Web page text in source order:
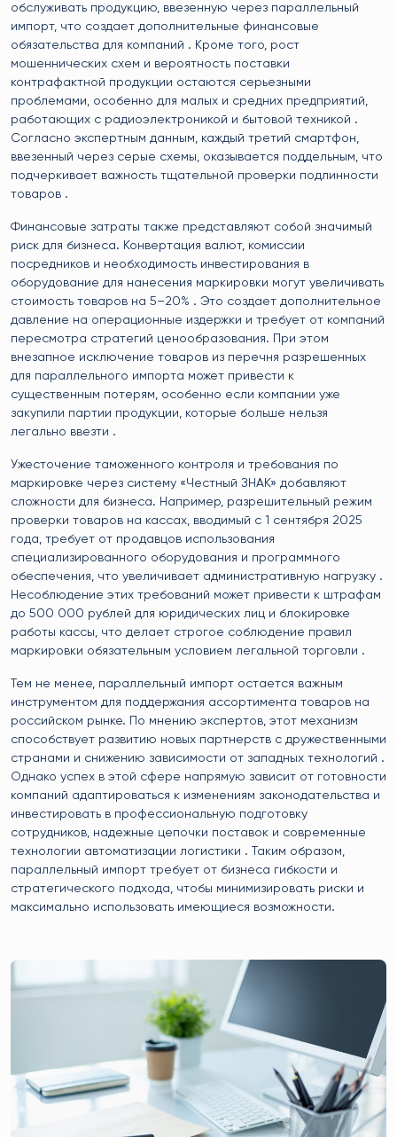
обслуживать продукцию, ввезенную через параллельный
импорт, что создает дополнительные финансовые
обязательства для компаний . Кроме того, рост
мошеннических схем и вероятность поставки
контрафактной продукции остаются серьезными
проблемами, особенно для малых и средних предприятий,
работающих с радиоэлектроникой и бытовой техникой .
Согласно экспертным данным, каждый третий смартфон,
ввезенный через серые схемы, оказывается поддельным, что
подчеркивает важность тщательной проверки подлинности
товаров .
Финансовые затраты также представляют собой значимый
риск для бизнеса. Конвертация валют, комиссии
посредников и необходимость инвестирования в
оборудование для нанесения маркировки могут увеличивать
стоимость товаров на 5–20% . Это создает дополнительное
давление на операционные издержки и требует от компаний
пересмотра стратегий ценообразования. При этом
внезапное исключение товаров из перечня разрешенных
для параллельного импорта может привести к
существенным потерям, особенно если компании уже
закупили партии продукции, которые больше нельзя
легально ввезти .
Ужесточение таможенного контроля и требования по
маркировке через систему «Честный ЗНАК» добавляют
сложности для бизнеса. Например, разрешительный режим
проверки товаров на кассах, вводимый с 1 сентября 2025
года, требует от продавцов использования
специализированного оборудования и программного
обеспечения, что увеличивает административную нагрузку .
Несоблюдение этих требований может привести к штрафам
до 500 000 рублей для юридических лиц и блокировке
работы кассы, что делает строгое соблюдение правил
маркировки обязательным условием легальной торговли .
Тем не менее, параллельный импорт остается важным
инструментом для поддержания ассортимента товаров на
российском рынке. По мнению экспертов, этот механизм
способствует развитию новых партнерств с дружественными
странами и снижению зависимости от западных технологий .
Однако успех в этой сфере напрямую зависит от готовности
компаний адаптироваться к изменениям законодательства и
инвестировать в профессиональную подготовку
сотрудников, надежные цепочки поставок и современные
технологии автоматизации логистики . Таким образом,
параллельный импорт требует от бизнеса гибкости и
стратегического подхода, чтобы минимизировать риски и
максимально использовать имеющиеся возможности.